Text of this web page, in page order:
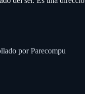
por Parecompu